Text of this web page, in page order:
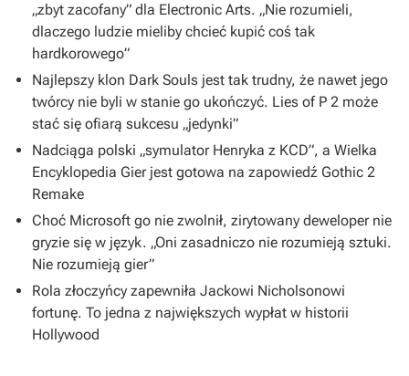
„zbyt zacofany” dla Electronic Arts. „Nie rozumieli,
dlaczego ludzie mieliby chcieć kupić coś tak
hardkorowego”
Najlepszy klon Dark Souls jest tak trudny, że nawet jego
twórcy nie byli w stanie go ukończyć. Lies of P 2 może
stać się ofiarą sukcesu „jedynki”
Nadciąga polski „symulator Henryka z KCD”, a Wielka
Encyklopedia Gier jest gotowa na zapowiedź Gothic 2
Remake
Choć Microsoft go nie zwolnił, zirytowany deweloper nie
gryzie się w język. „Oni zasadniczo nie rozumieją sztuki.
Nie rozumieją gier”
Rola złoczyńcy zapewniła Jackowi Nicholsonowi
fortunę. To jedna z największych wypłat w historii
Hollywood